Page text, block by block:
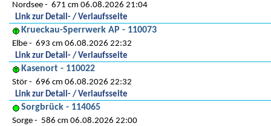
Nordsee
671 cm 06.08.2026 21:04
Link zur Detail- / Verlaufsseite
Krueckau-Sperrwerk AP - 110073
Elbe
693 cm 06.08.2026 22:32
Link zur Detail- / Verlaufsseite
Kasenort - 110022
Stör
696 cm 06.08.2026 22:32
Link zur Detail- / Verlaufsseite
Sorgbrück - 114065
Sorge
586 cm 06.08.2026 22:00